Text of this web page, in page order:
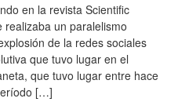
en la revista Scientific
un paralelismo
de la redes sociales
que tuvo lugar en el
que tuvo lugar entre hace
[…]